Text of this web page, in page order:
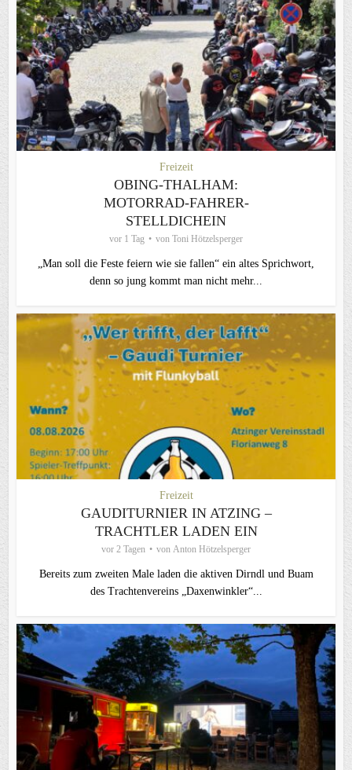
Freizeit
OBING-THALHAM:
MOTORRAD-FAHRER-
STELLDICHEIN
vor 1 Tag von Toni Hötzelsperger
„Man soll die Feste feiern wie sie fallen“ ein altes Sprichwort,
denn so jung kommt man nicht mehr...
Freizeit
GAUDITURNIER IN ATZING –
TRACHTLER LADEN EIN
vor 2 Tagen von Anton Hötzelsperger
Bereits zum zweiten Male laden die aktiven Dirndl und Buam
des Trachtenvereins „Daxenwinkler“...